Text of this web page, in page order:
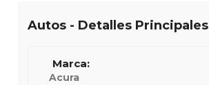
Autos - Detalles Principales
Marca:
Acura